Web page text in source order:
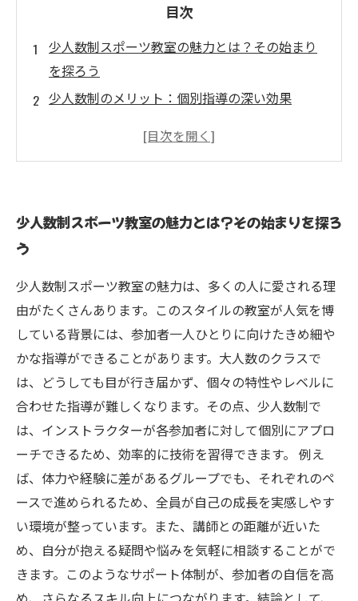
目次
少人数制スポーツ教室の魅力とは？その始まり
を探ろう
少人数制のメリット：個別指導の深い効果
自分のペースで成長する：少人数制の成功スト
験談
少人数制スポーツ教室の探し方と選び方の指南
少人数制スポーツ教室の魅力とは？その始まりを探ろ
う
少人数制スポーツ教室の魅力は、多くの人に愛される理
由がたくさんあります。このスタイルの教室が人気を博
している背景には、参加者一人ひとりに向けたきめ細や
かな指導ができることがあります。大人数のクラスで
は、どうしても目が行き届かず、個々の特性やレベルに
合わせた指導が難しくなります。その点、少人数制で
は、インストラクターが各参加者に対して個別にアプロ
ーチできるため、効率的に技術を習得できます。 例え
ば、体力や経験に差があるグループでも、それぞれのペ
ースで進められるため、全員が自己の成長を実感しやす
い環境が整っています。また、講師との距離が近いた
め、自分が抱える疑問や悩みを気軽に相談することがで
きます。このようなサポート体制が、参加者の自信を高